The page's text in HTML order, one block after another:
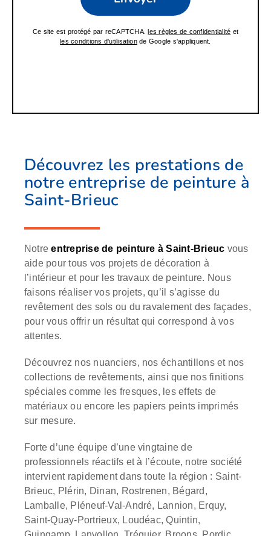
Ce site est protégé par reCAPTCHA. les règles de confidentialité et
les conditions d'utilisationde Google s'appliquent.
Découvrez les prestations de
notre entreprise de peinture à
Saint-Brieuc
Notre entreprise de peinture à Saint-Brieuc vous
aide pour tous vos projets de décoration à
l’intérieur et pour les travaux de peinture. Nous
faisons réaliser vos projets, qu’il s’agisse du
revêtement des sols ou du ravalement des façades,
pour vous offrir un résultat qui correspond à vos
attentes.
Découvrez nos nuanciers, nos échantillons et nos
collections de revêtements, ainsi que nos finitions
spéciales comme les fresques, les effets de
matériaux ou encore les papiers peints imprimés
sur mesure.
Forte d’une équipe d’une vingtaine de
professionnels réactifs et à l’écoute, notre société
intervient rapidement dans toute la région : Saint-
Brieuc, Plérin, Dinan, Rostrenen, Bégard,
Lamballe, Pléneuf-Val-André, Lannion, Erquy,
Saint-Quay-Portrieux, Loudéac, Quintin,